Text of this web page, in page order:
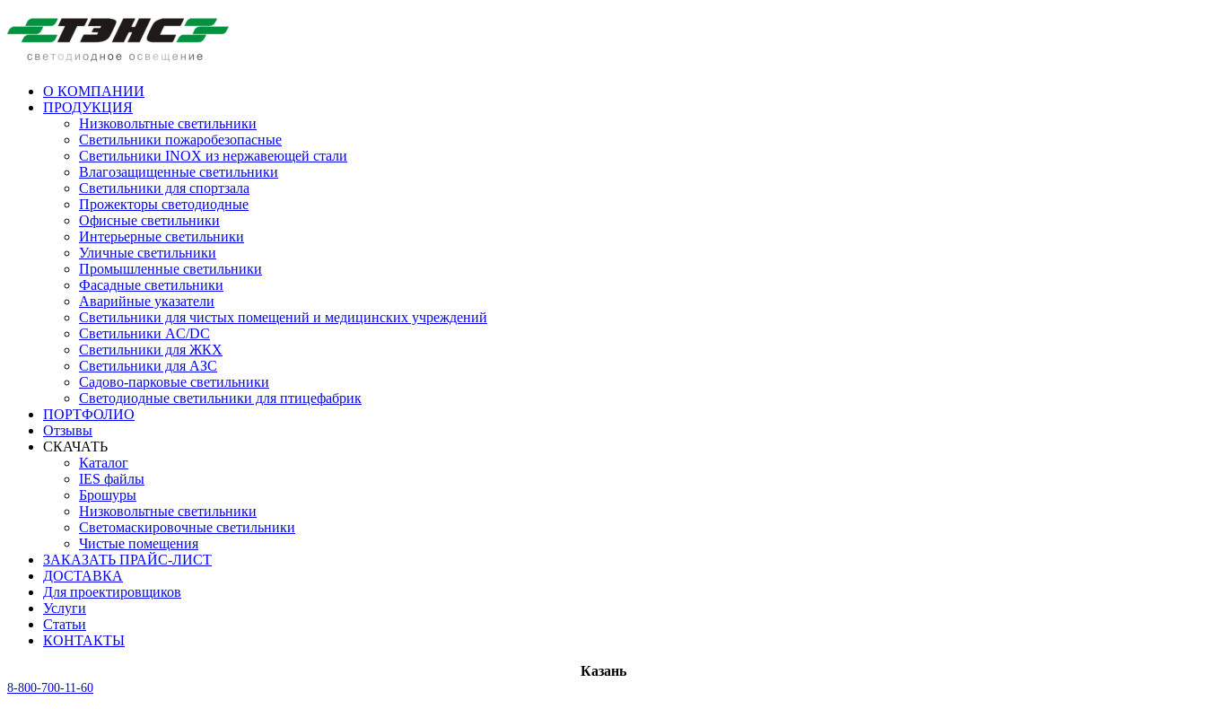
О КОМПАНИИ
ПРОДУКЦИЯ
Низковольтные светильники
Cветильники пожаробезопасные
Светильники INOX из нержавеющей стали
Влагозащищенные светильники
Светильники для спортзала
Прожекторы светодиодные
Офисные светильники
Интерьерные светильники
Уличные светильники
Промышленные светильники
Фасадные светильники
Аварийные указатели
Светильники для чистых помещений и медицинских учреждений
Светильники AC/DC
Светильники для ЖКХ
Светильники для АЗС
Садово-парковые светильники
Светодиодные светильники для птицефабрик
ПОРТФОЛИО
Отзывы
СКАЧАТЬ
Каталог
IES файлы
Брошуры
Низковольтные светильники
Светомаскировочные светильники
Чистые помещения
ЗАКАЗАТЬ ПРАЙС-ЛИСТ
ДОСТАВКА
Для проектировщиков
Услуги
Статьи
КОНТАКТЫ
Казань
8-800-700-11-60